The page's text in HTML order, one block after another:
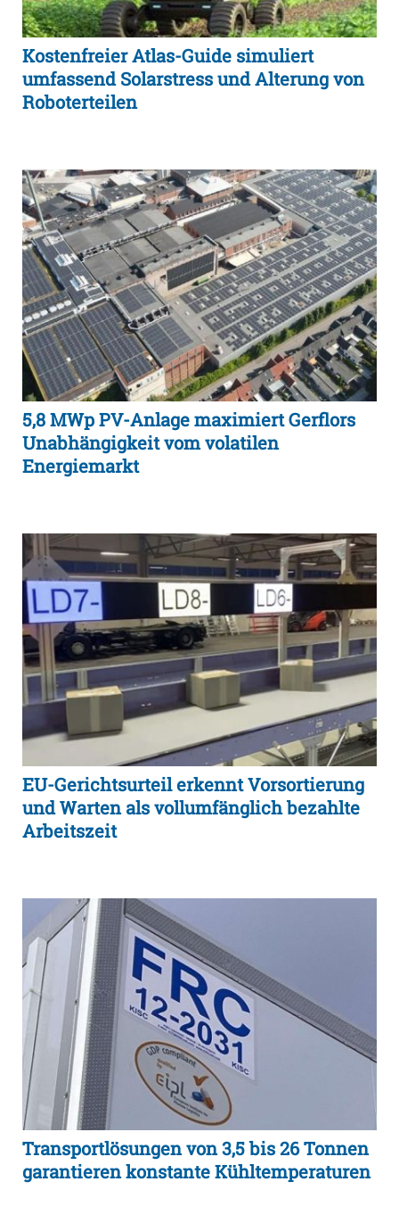
Kostenfreier Atlas-Guide simuliert
umfassend Solarstress und Alterung von
Roboterteilen
5,8 MWp PV-Anlage maximiert Gerflors
Unabhängigkeit vom volatilen
Energiemarkt
EU-Gerichtsurteil erkennt Vorsortierung
und Warten als vollumfänglich bezahlte
Arbeitszeit
Transportlösungen von 3,5 bis 26 Tonnen
garantieren konstante Kühltemperaturen